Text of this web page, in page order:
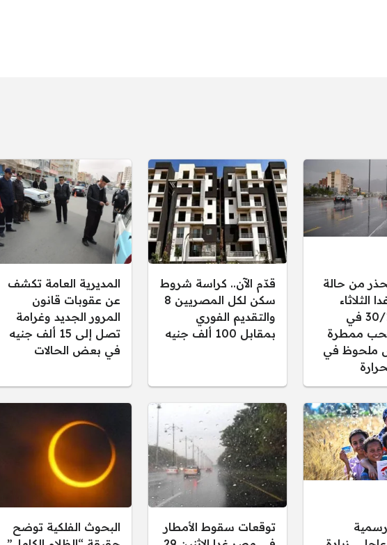
من حالة
الثلاثاء
30/12/2025 في
ممطرة
ملحوظ في
قدّم الآن.. كراسة شروط
سكن لكل المصريين 8
والتقديم الفوري
بمقابل 100 ألف جنيه
المديرية العامة تكشف
عن عقوبات قانون
المرور الجديد وغرامة
تصل إلى 15 ألف جنيه
في بعض الحالات
توقعات سقوط الأمطار
البحوث الفلكية توضح